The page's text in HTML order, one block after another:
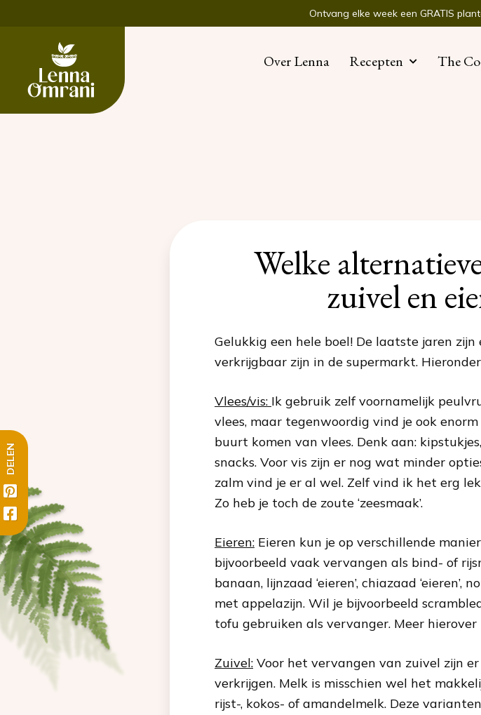
Ontvang elke week een GRATIS
Over Lenna Recepten The
DELEN
Welke
zuivel en
Gelukkig een hele boel! De laatste jaren
verkrijgbaar zijn in de supermarkt.
Vlees/vis: Ik gebruik zelf voornamelijk
vlees, maar tegenwoordig vind je ook
buurt komen van vlees. Denk aan:
snacks. Voor vis zijn er nog wat minder
zalm vind je er al wel. Zelf vind ik het erg
Zo heb je toch de zoute ‘zeesmaak’.
Eieren: Eieren kun je op verschillende
bijvoorbeeld vaak vervangen als bind- of
banaan, lijnzaad ‘eieren’, chiazaad
met appelazijn. Wil je bijvoorbeeld
tofu gebruiken als vervanger. Meer hierover
Zuivel: Voor het vervangen van zuivel zijn
verkrijgen. Melk is misschien wel het
rijst-, kokos- of amandelmelk. Deze